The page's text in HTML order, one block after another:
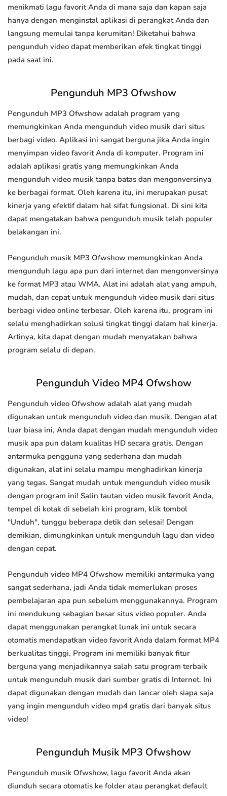
menikmati lagu favorit Anda di mana saja dan kapan saja
hanya dengan menginstal aplikasi di perangkat Anda dan
langsung memulai tanpa kerumitan! Diketahui bahwa
pengunduh video dapat memberikan efek tingkat tinggi
pada saat ini.
Pengunduh MP3 Ofwshow
Pengunduh MP3 Ofwshow adalah program yang
memungkinkan Anda mengunduh video musik dari situs
berbagi video. Aplikasi ini sangat berguna jika Anda ingin
menyimpan video favorit Anda di komputer. Program ini
adalah aplikasi gratis yang memungkinkan Anda
mengunduh video musik tanpa batas dan mengonversinya
ke berbagai format. Oleh karena itu, ini merupakan pusat
kinerja yang efektif dalam hal sifat fungsional. Di sini kita
dapat mengatakan bahwa pengunduh musik telah populer
belakangan ini.
Pengunduh musik MP3 Ofwshow memungkinkan Anda
mengunduh lagu apa pun dari internet dan mengonversinya
ke format MP3 atau WMA. Alat ini adalah alat yang ampuh,
mudah, dan cepat untuk mengunduh video musik dari situs
berbagi video online terbesar. Oleh karena itu, program ini
selalu menghadirkan solusi tingkat tinggi dalam hal kinerja.
Artinya, kita dapat dengan mudah menyatakan bahwa
program selalu di depan.
Pengunduh Video MP4 Ofwshow
Pengunduh video Ofwshow adalah alat yang mudah
digunakan untuk mengunduh video dan musik. Dengan alat
luar biasa ini, Anda dapat dengan mudah mengunduh video
musik apa pun dalam kualitas HD secara gratis. Dengan
antarmuka pengguna yang sederhana dan mudah
digunakan, alat ini selalu mampu menghadirkan kinerja
yang tegas. Sangat mudah untuk mengunduh video musik
dengan program ini! Salin tautan video musik favorit Anda,
tempel di kotak di sebelah kiri program, klik tombol
"Unduh", tunggu beberapa detik dan selesai! Dengan
demikian, dimungkinkan untuk mengunduh lagu dan video
dengan cepat.
Pengunduh video MP4 Ofwshow memiliki antarmuka yang
sangat sederhana, jadi Anda tidak memerlukan proses
pembelajaran apa pun sebelum menggunakannya. Program
ini mendukung sebagian besar situs video populer. Anda
dapat menggunakan perangkat lunak ini untuk secara
otomatis mendapatkan video favorit Anda dalam format MP4
berkualitas tinggi. Program ini memiliki banyak fitur
berguna yang menjadikannya salah satu program terbaik
untuk mengunduh musik dari sumber gratis di Internet. Ini
dapat digunakan dengan mudah dan lancar oleh siapa saja
yang ingin mengunduh video mp4 gratis dari banyak situs
video!
Pengunduh Musik MP3 Ofwshow
Pengunduh musik Ofwshow, lagu favorit Anda akan
diunduh secara otomatis ke folder atau perangkat default